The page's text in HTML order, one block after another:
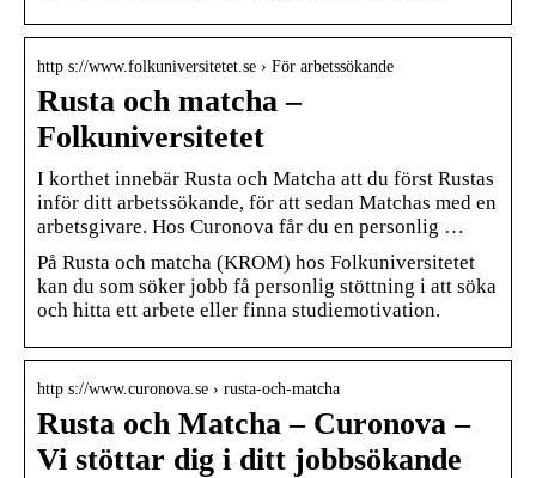
http s://www.folkuniversitetet.se › För arbetssökande
Rusta och matcha –
Folkuniversitetet
I korthet innebär Rusta och Matcha att du först Rustas
inför ditt arbetssökande, för att sedan Matchas med en
arbetsgivare. Hos Curonova får du en personlig …
På Rusta och matcha (KROM) hos Folkuniversitetet
kan du som söker jobb få personlig stöttning i att söka
och hitta ett arbete eller finna studiemotivation.
http s://www.curonova.se › rusta-och-matcha
Rusta och Matcha – Curonova –
Vi stöttar dig i ditt jobbsökande